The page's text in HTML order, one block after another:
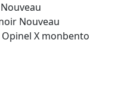
Nouveau
Nouveau
X monbento